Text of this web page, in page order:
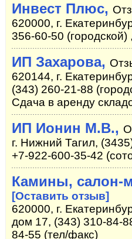
Инвест Плюс,
620000, г.
356-60-50
ИП Захарова,
620144, г.
(343) 260-21-88
Сдача в аренду
ИП Ионин М.В.,
г. Нижний Тагил,
+7-922-600-35-42
Камины, салон-
[Оставить отзыв]
620000, г.
дом 17, (343) 310-84-
84-55 (тел/факс)